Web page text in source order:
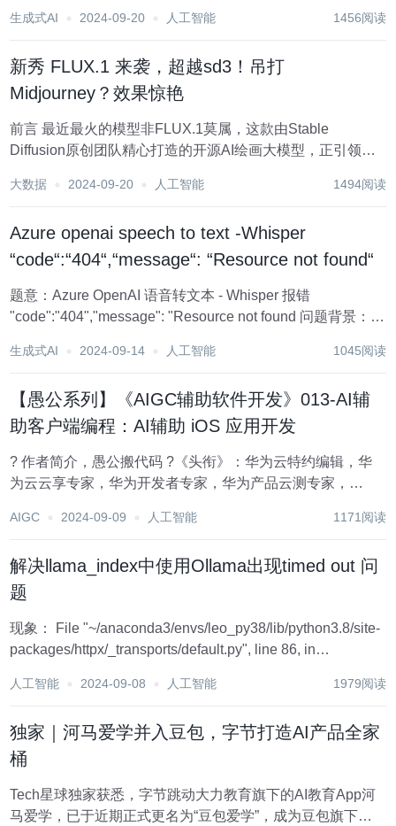
文件比较大，文件通...
生成式AI 2024-09-20 人工智能 1456阅读
新秀 FLUX.1 来袭，超越sd3！吊打
Midjourney？效果惊艳
前言 最近最火的模型非FLUX.1莫属，这款由Stable
Diffusion原创团队精心打造的开源AI绘画大模型，正引领着
型。 一、Flux.1背后的神秘团队 Flux.1模型由Black...
大数据 2024-09-20 人工智能 1494阅读
Azure openai speech to text -Whisper
“code“:“404“,“message“: “Resource not found“
题意：Azure OpenAI 语音转文本 - Whisper 报错
"code":"404","message": "Resource not found 问题背景：
生成式AI 2024-09-14 人工智能 1045阅读
【愚公系列】《AIGC辅助软件开发》013-AI辅
助客户端编程：AI辅助 iOS 应用开发
? 作者简介，愚公搬代码 ?《头衔》：华为云特约编辑，华
为云云享专家，华为开发者专家，华为产品云测专家，
里云签约作者，腾讯云优秀博主，腾讯云内容共创官，掘金
AIGC 2024-09-09 人工智能 1171阅读
解决llama_index中使用Ollama出现timed out 问
题
现象： File "~/anaconda3/envs/leo_py38/lib/python3.8/site-
packages/httpx/_transports/default.py", line 86, in
人工智能 2024-09-08 人工智能 1979阅读
独家｜河马爱学并入豆包，字节打造AI产品全家
桶
Tech星球独家获悉，字节跳动大力教育旗下的AI教育App河
马爱学，已于近期正式更名为“豆包爱学”，成为豆包旗下首